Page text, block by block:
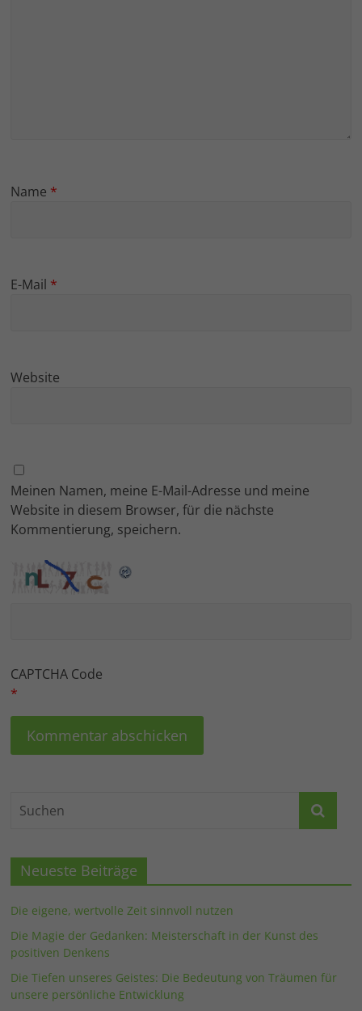
Name *
E-Mail *
Website
Meinen Namen, meine E-Mail-Adresse und meine
Website in diesem Browser, für die nächste
Kommentierung, speichern.
CAPTCHA Code
*
Neueste Beiträge
Die eigene, wertvolle Zeit sinnvoll nutzen
Die Magie der Gedanken: Meisterschaft in der Kunst des
positiven Denkens
Die Tiefen unseres Geistes: Die Bedeutung von Träumen für
unsere persönliche Entwicklung